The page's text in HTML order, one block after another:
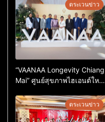
ตระเวนข่าว
“VAANAA Longevity Chiang
Mai” ศูนย์สุขภาพไฮเอนต์ใหญ่
ตระเวนข่าว